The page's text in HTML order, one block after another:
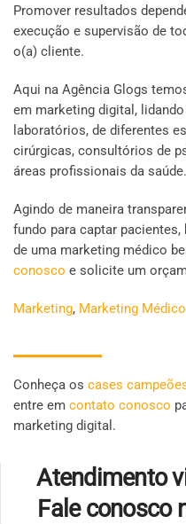
Promover resultados
execução e supervisão de
o(a) cliente.
Aqui na Agência Glogs
em marketing digital,
laboratórios, de diferentes
cirúrgicas, consultórios de
áreas profissionais da saúde.
Agindo de maneira
fundo para captar
de uma marketing médico
conosco e solicite um
Marketing, Marketing Médico
Conheça os cases
entre em contato conosco
marketing digital.
Atendimento
Fale conosco